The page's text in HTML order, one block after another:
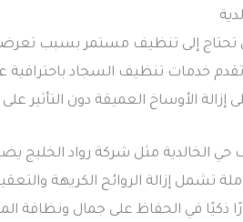
تحتاج إلى تنظيف مستمر بسبب
خدمات تنظيف السجاد باحترافية
إزالة الأوساخ العميقة دون التأثير
حي الخالدية مثل شركة رواد الخليج
تشمل إزالة الروائح الكريهة
ذكيًا في الحفاظ على جمال ونظافة